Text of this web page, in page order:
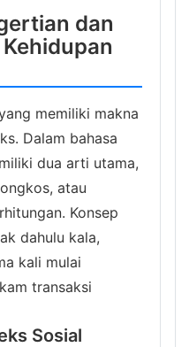
dan
memiliki makna
Dalam bahasa
dua arti utama,
atau
Konsep
dahulu kala,
kali mulai
transaksi
Sosial